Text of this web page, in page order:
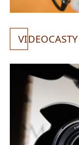
VIDEOCASTY